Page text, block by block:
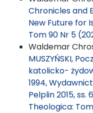
Chronicles and
New Future for
Tom 90 Nr 5
Waldemar
MUSZYŃSKI,
katolicko-
1994,
Pelplin 2015, ss.
Theologica: